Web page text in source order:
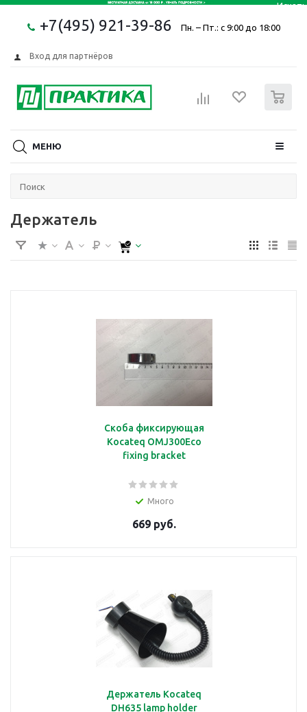
+7(495) 921-39-86 Пн. – Пт.: с 9:00 до 18:00
Вход для партнёров
МЕНЮ
Держатель
Скоба фиксирующая
Kocateq OMJ300Eco
fixing bracket
Много
669 руб.
Держатель Kocateq
DH635 lamp holder